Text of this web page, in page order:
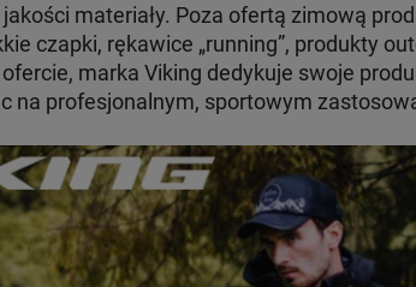
materiały. Poza ofertą zimową
czapki, rękawice „running”, produkty
marka Viking dedykuje swoje
na profesjonalnym, sportowym